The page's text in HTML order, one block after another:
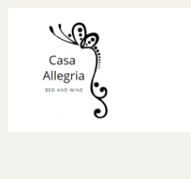
inhoud